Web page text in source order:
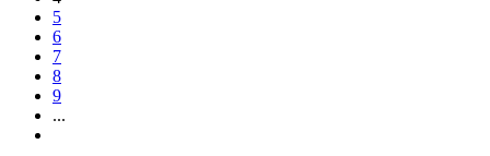
5
6
7
8
9
...